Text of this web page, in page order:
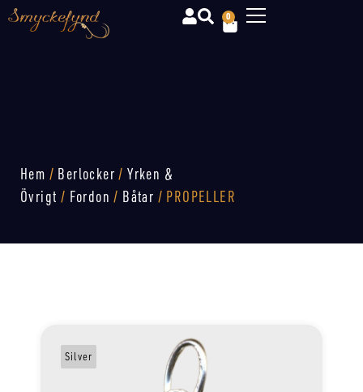
0
Hem / Berlocker /Yrken &
Övrigt / Fordon / Båtar / PROPELLER
Silver